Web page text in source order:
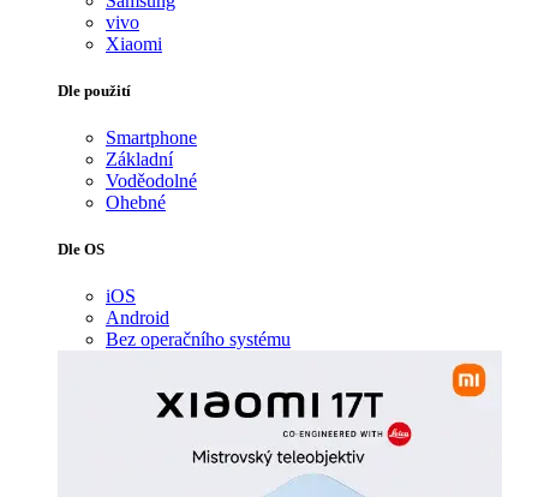
vivo
Xiaomi
Dle použití
Smartphone
Základní
Voděodolné
Ohebné
Dle OS
iOS
Android
Bez operačního systému